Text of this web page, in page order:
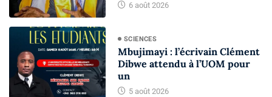
6 août 2026
SCIENCES
Mbujimayi : l’écrivain Clément
Dibwe attendu à l’UOM pour
un
5 août 2026